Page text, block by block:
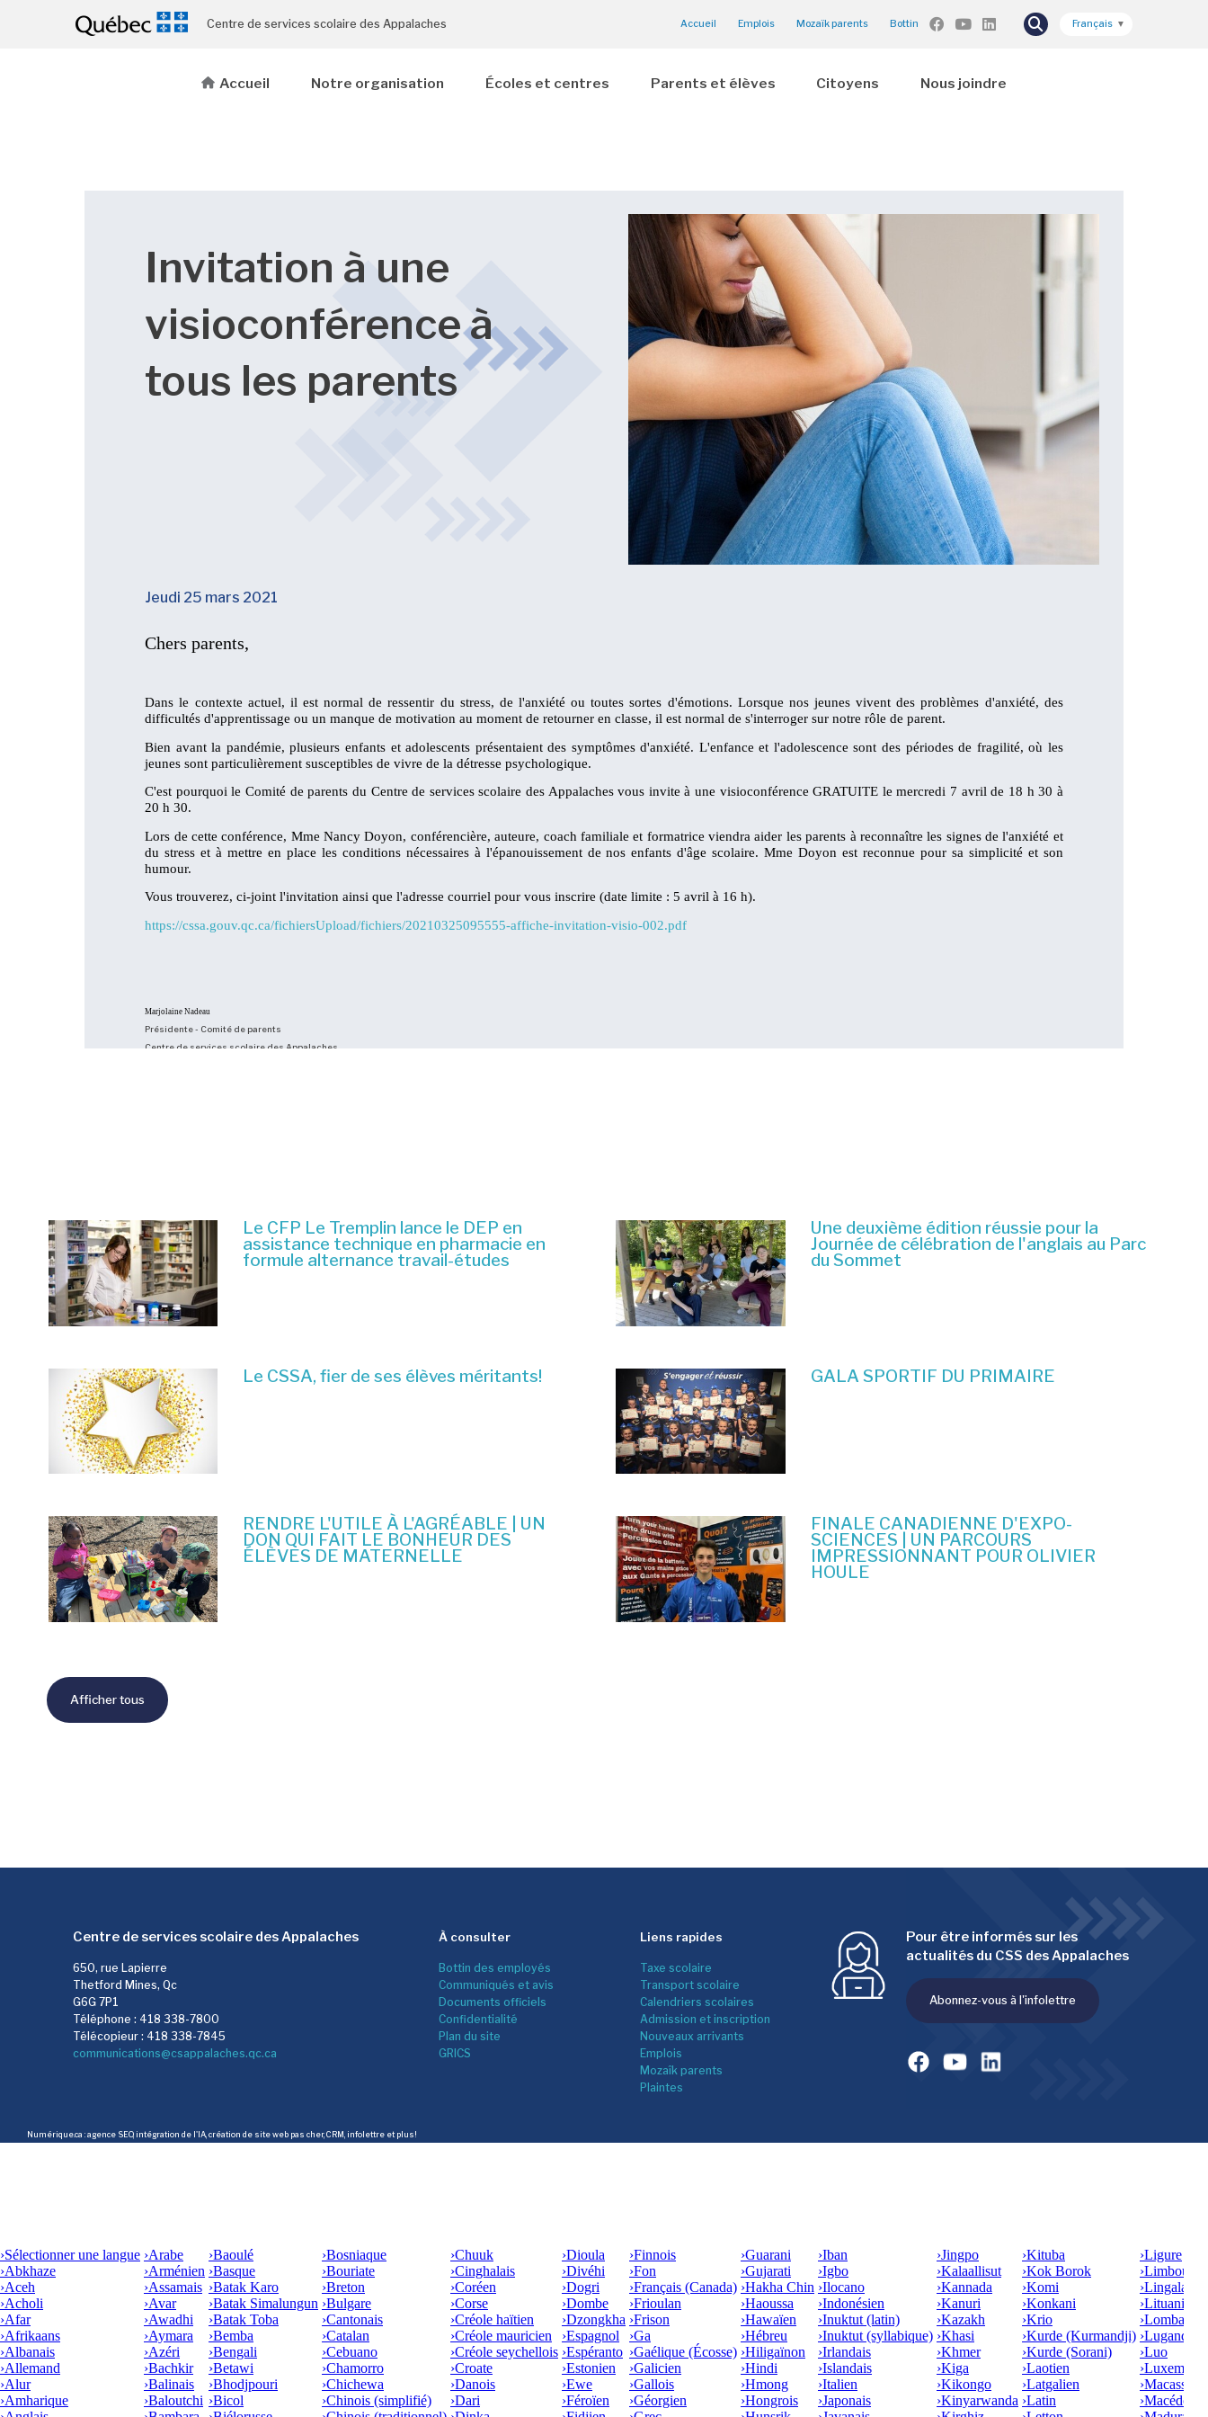
Centre de services scolaire des Appalaches Accueil Emplois Mozaïk parents Bottin Français ▼
Accueil Notre organisation Écoles et centres Parents et élèves Citoyens Nous joindre
Invitation à une
visioconférence à
tous les parents
Jeudi 25 mars 2021
Chers parents,
Dans le contexte actuel, il est normal de ressentir du stress, de l'anxiété ou toutes sortes d'émotions. Lorsque nos jeunes vivent des problèmes d'anxiété, des
difficultés d'apprentissage ou un manque de motivation au moment de retourner en classe, il est normal de s'interroger sur notre rôle de parent.
Bien avant la pandémie, plusieurs enfants et adolescents présentaient des symptômes d'anxiété. L'enfance et l'adolescence sont des périodes de fragilité, où les
jeunes sont particulièrement susceptibles de vivre de la détresse psychologique.
C'est pourquoi le Comité de parents du Centre de services scolaire des Appalaches vous invite à une visioconférence GRATUITE le mercredi 7 avril de 18 h 30 à
20 h 30.
Lors de cette conférence, Mme Nancy Doyon, conférencière, auteure, coach familiale et formatrice viendra aider les parents à reconnaître les signes de l'anxiété et
du stress et à mettre en place les conditions nécessaires à l'épanouissement de nos enfants d'âge scolaire. Mme Doyon est reconnue pour sa simplicité et son
humour.
Vous trouverez, ci-joint l'invitation ainsi que l'adresse courriel pour vous inscrire (date limite : 5 avril à 16 h).
https://cssa.gouv.qc.ca/fichiersUpload/fichiers/20210325095555-affiche-invitation-visio-002.pdf
Marjolaine Nadeau
Présidente - Comité de parents
Centre de services scolaire des Appalaches
Le CFP Le Tremplin lance le DEP en
assistance technique en pharmacie en
formule alternance travail-études
Une deuxième édition réussie pour la
Journée de célébration de l'anglais au Parc
du Sommet
Le CSSA, fier de ses élèves méritants! GALA SPORTIF DU PRIMAIRE
RENDRE L'UTILE À L'AGRÉABLE | UN
DON QUI FAIT LE BONHEUR DES
ÉLÈVES DE MATERNELLE
FINALE CANADIENNE D'EXPO-
SCIENCES | UN PARCOURS
IMPRESSIONNANT POUR OLIVIER
HOULE
Afficher tous
Pour être informés sur les
actualités du CSS des Appalaches
Abonnez-vous à l'infolettre
À consulter
Bottin des employés
Communiqués et avis
Documents officiels
Confidentialité
Plan du site
GRICS
Liens rapides
Taxe scolaire
Transport scolaire
Calendriers scolaires
Admission et inscription
Nouveaux arrivants
Emplois
Mozaîk parents
Plaintes
Centre de services scolaire des Appalaches
650, rue Lapierre
Thetford Mines, Qc
G6G 7P1
Téléphone : 418 338-7800
Télécopieur : 418 338-7845
communications@csappalaches.qc.ca
Numérique.ca : agence SEO, intégration de l'IA création de site web pas cher, CRM infolettre et plus!